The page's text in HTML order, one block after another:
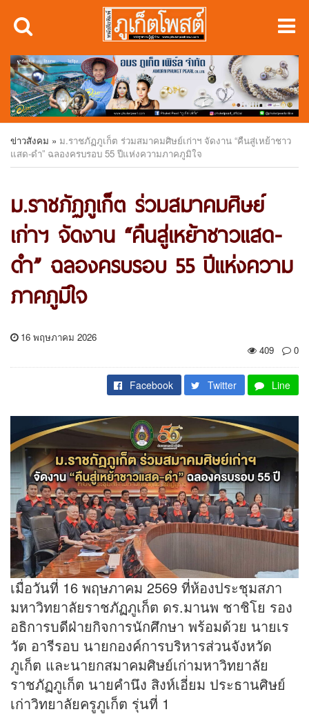
ข่าวสังคม » ม.ราชภัฏภูเก็ต ร่วมสมาคมศิษย์เก่าฯ จัดงาน “คืนสู่เหย้าชาว
แสด-ดำ” ฉลองครบรอบ 55 ปีแห่งความภาคภูมิใจ
ม.ราชภัฏภูเก็ต ร่วมสมาคมศิษย์
เก่าฯ จัดงาน “คืนสู่เหย้าชาวแสด-
ดำ” ฉลองครบรอบ 55 ปีแห่งความ
ภาคภูมิใจ
16 พฤษภาคม 2026
409
0
Facebook Twitter Line
เมื่อวันที่ 16 พฤษภาคม 2569 ที่ห้องประชุมสภา
มหาวิทยาลัยราชภัฏภูเก็ต ดร.มานพ ชาชิโย รอง
อธิการบดีฝ่ายกิจการนักศึกษา พร้อมด้วย นายเร
วัต อารีรอบ นายกองค์การบริหารส่วนจังหวัด
ภูเก็ต และนายกสมาคมศิษย์เก่ามหาวิทยาลัย
ราชภัฏภูเก็ต นายคำนึง สิงห์เอี่ยม ประธานศิษย์
เก่าวิทยาลัยครูภูเก็ต รุ่นที่ 1